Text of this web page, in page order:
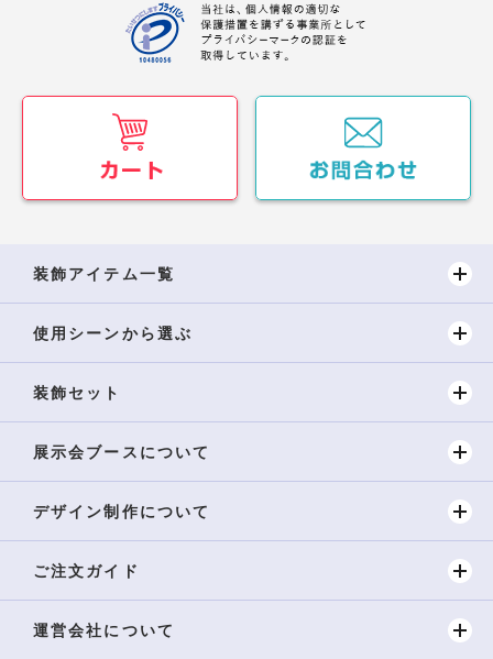
装飾アイテム一覧
使用シーンから選ぶ
装飾セット
展示会ブースについて
デザイン制作について
ご注文ガイド
運営会社について